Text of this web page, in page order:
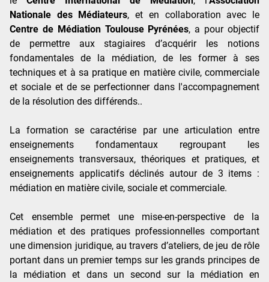
Nationale des Médiateurs, et en collaboration avec le
Centre de Médiation Toulouse Pyrénées, a pour objectif
de permettre aux stagiaires d’acquérir les notions
fondamentales de la médiation, de les former à ses
techniques et à sa pratique en matière civile, commerciale
et sociale et de se perfectionner dans l'accompagnement
de la résolution des différends..
La formation se caractérise par une articulation entre
enseignements fondamentaux regroupant les
enseignements transversaux, théoriques et pratiques, et
enseignements applicatifs déclinés autour de 3 items :
médiation en matière civile, sociale et commerciale.
Cet ensemble permet une mise-en-perspective de la
médiation et des pratiques professionnelles comportant
une dimension juridique, au travers d’ateliers, de jeu de rôle
portant dans un premier temps sur les grands principes de
la médiation et dans un second sur la médiation en